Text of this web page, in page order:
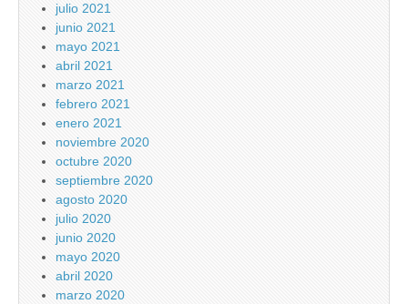
julio 2021
junio 2021
mayo 2021
abril 2021
marzo 2021
febrero 2021
enero 2021
noviembre 2020
octubre 2020
septiembre 2020
agosto 2020
julio 2020
junio 2020
mayo 2020
abril 2020
marzo 2020